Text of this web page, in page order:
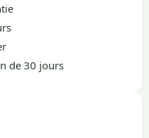
de 30 jours